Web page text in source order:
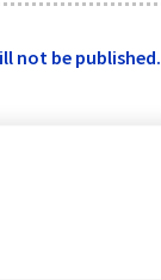
not be published.